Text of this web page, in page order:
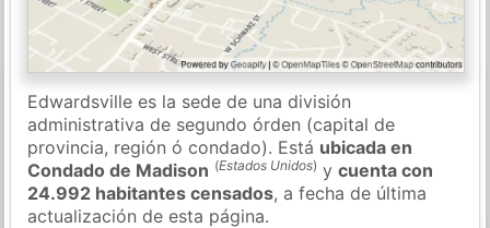
Edwardsville es la sede de una división
administrativa de segundo órden (capital de
provincia, región ó condado). Está ubicada en
Condado de Madison (Estados Unidos) ycuenta con
24.992 habitantes censados, a fecha de última
actualización de esta página.